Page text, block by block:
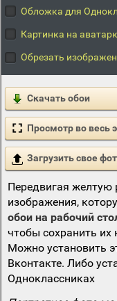
Обложка для
Картинка на
Обрезать
Скачать обои
Просмотр во весь
Загрузить свое
Передвигая желтую
изображения,
обои на рабочий
чтобы сохранить их
Можно установить
Вконтакте. Либо
Одноклассниках